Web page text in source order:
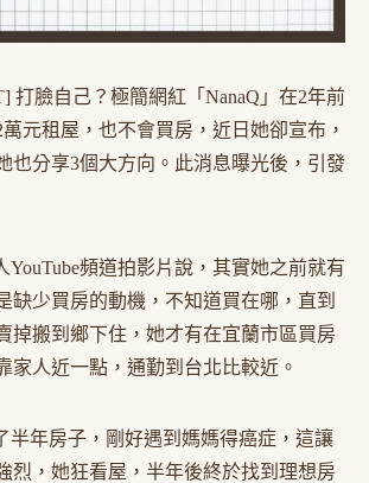
打臉自己？極簡網紅「NanaQ」在2年前
元租屋，也不會買房，近日她卻宣布，
也分享3個大方向。此消息曝光後，引發
YouTube頻道拍影片說，其實她之前就有
缺少買房的動機，不知道買在哪，直到
掉搬到鄉下住，她才有在宜蘭市區買房
家人近一點，通勤到台北比較近。
半年房子，剛好遇到媽媽得癌症，這讓
烈，她狂看屋，半年後終於找到理想房